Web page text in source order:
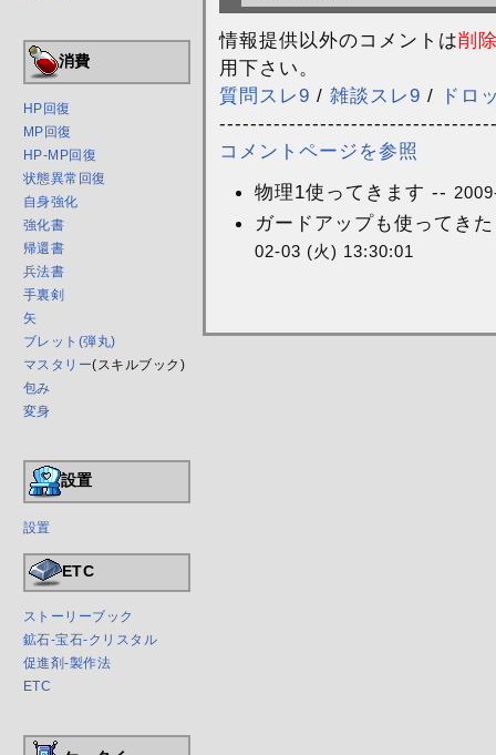
消費
HP回復
MP回復
HP-MP回復
状態異常回復
自身強化
強化書
帰還書
兵法書
手裏剣
矢
ブレット(弾丸)
マスタリー(スキルブック)
包み
変身
設置
設置
ETC
ストーリーブック
鉱石-宝石-クリスタル
促進剤-製作法
ETC
情報提供以外のコメントは削
用下さい。
質問スレ9 / 雑談スレ9 /
ドロ
コメントページを参照
物理1使ってきます --
ガードアップも使ってき
02-03 (火) 13:30:01